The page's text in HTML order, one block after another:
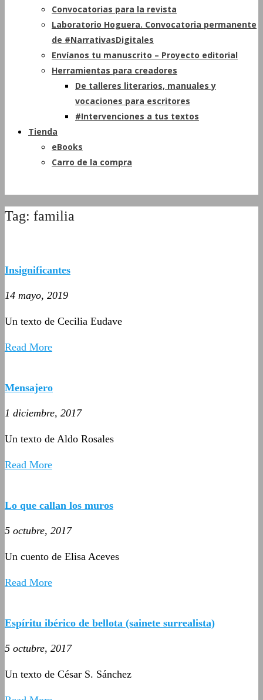
Convocatorias para la revista
Laboratorio Hoguera. Convocatoria permanente
de #NarrativasDigitales
Envíanos tu manuscrito – Proyecto editorial
Herramientas para creadores
De talleres literarios, manuales y
vocaciones para escritores
#Intervenciones a tus textos
Tienda
eBooks
Carro de la compra
Tag: familia
Insignificantes
14 mayo, 2019
Un texto de Cecilia Eudave
Read More
Mensajero
1 diciembre, 2017
Un texto de Aldo Rosales
Read More
Lo que callan los muros
5 octubre, 2017
Un cuento de Elisa Aceves
Read More
Espíritu ibérico de bellota (sainete surrealista)
5 octubre, 2017
Un texto de César S. Sánchez